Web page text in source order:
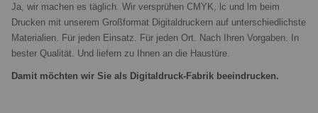
Ja, wir machen es täglich. Wir versprühen CMYK, lc und lm beim
Drucken mit unserem Großformat Digitaldruckern auf unterschiedlichste
Materialien. Für jeden Einsatz. Für jeden Ort. Nach Ihren Vorgaben. In
bester Qualität. Und liefern zu Ihnen an die Haustüre.
Damit möchten wir Sie als Digitaldruck-Fabrik beeindrucken.